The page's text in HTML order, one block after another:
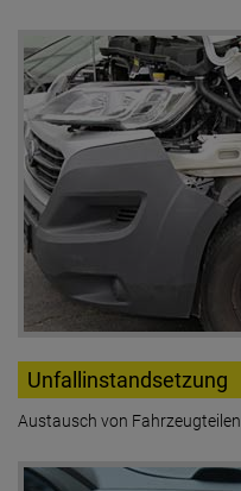
Unfallinstandsetzung
Austausch von Fahrzeugteilen